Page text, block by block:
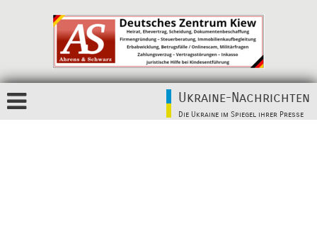
Ukraine-Nachrichten
Die Ukraine im Spiegel ihrer Presse